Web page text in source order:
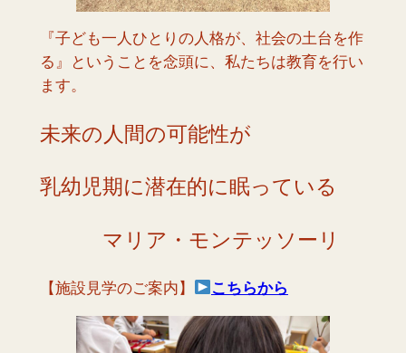
『子ども一人ひとりの人格が、社会の土台を作
る』ということを念頭に、私たちは教育を行い
ます。
未来の人間の可能性が
乳幼児期に潜在的に眠っている
マリア・モンテッソーリ
【施設見学のご案内】 こちらから